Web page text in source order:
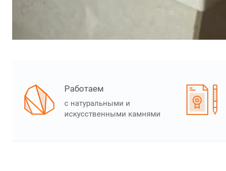
Работаем
с натуральными и
искусственными камнями